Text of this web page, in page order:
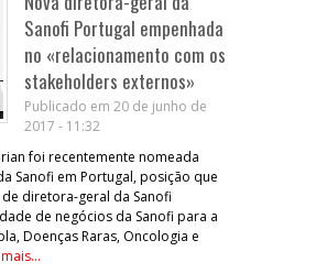
Sanofi Portugal empenhada
no «relacionamento com os
stakeholders externos»
Publicado em 20 de junho de
2017 - 11:32
foi recentemente nomeada
Sanofi em Portugal, posição que
diretora-geral da Sanofi
de negócios da Sanofi para a
Doenças Raras, Oncologia e